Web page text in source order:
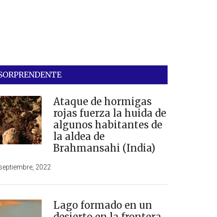
Ataque de hormigas
rojas fuerza la huida de
algunos habitantes de
la aldea de
Brahmansahi (India)
2022
Lago formado en un